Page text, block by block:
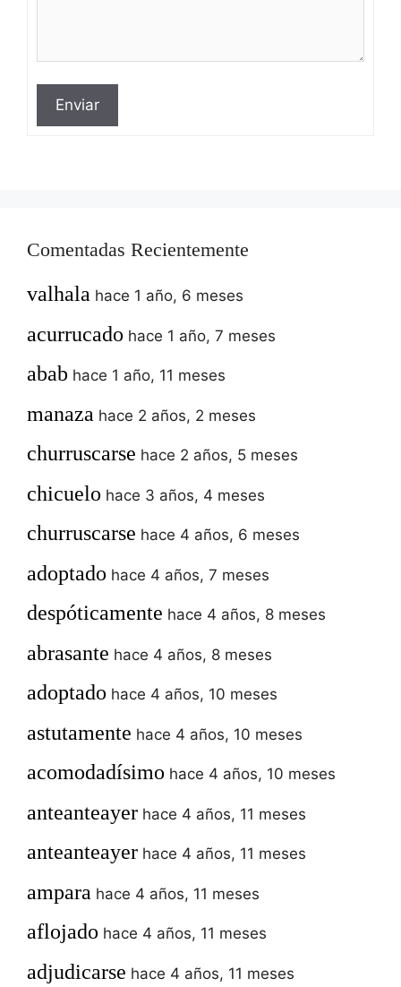
Enviar
Comentadas Recientemente
valhala hace 1 año, 6 meses
acurrucado hace 1 año, 7 meses
abab hace 1 año, 11 meses
manaza hace 2 años, 2 meses
churruscarse hace 2 años, 5 meses
chicuelo hace 3 años, 4 meses
churruscarse hace 4 años, 6 meses
adoptado hace 4 años, 7 meses
despóticamente hace 4 años, 8 meses
abrasante hace 4 años, 8 meses
adoptado hace 4 años, 10 meses
astutamente hace 4 años, 10 meses
acomodadísimo hace 4 años, 10 meses
anteanteayer hace 4 años, 11 meses
anteanteayer hace 4 años, 11 meses
ampara hace 4 años, 11 meses
aflojado hace 4 años, 11 meses
adjudicarse hace 4 años, 11 meses